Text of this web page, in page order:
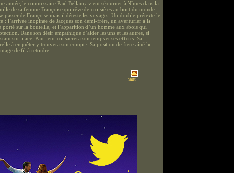
année, le commissaire Paul Bellamy vient séjourner à Nîmes dans la
de sa femme Françoise qui rêve de croisières au bout du monde...
passer de Françoise mais il déteste les voyages. Un double prétexte le
: l’arrivée inopinée de Jacques son demi-frère, un aventurier à la
porté sur la bouteille, et l’apparition d’un homme aux abois qui
Dans son désir empathique d’aider les uns et les autres, si
sur place, Paul leur consacrera son temps et ses efforts. Sa
à enquêter y trouvera son compte. Sa position de frère aîné lui
de fil à retordre…
haut